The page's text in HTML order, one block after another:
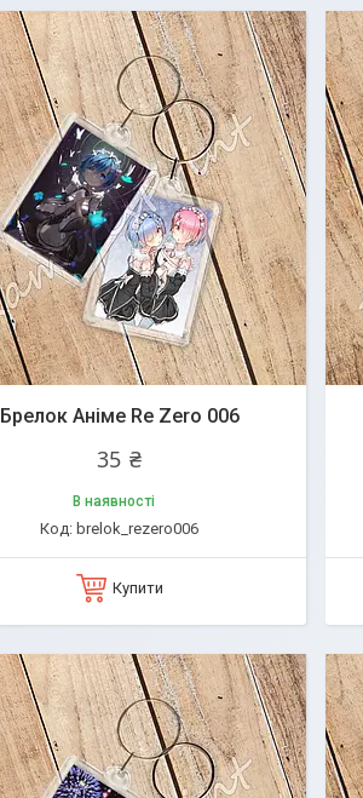
Брелок Аніме Re Zero 006
35 ₴
В наявності
brelok_rezero006
Купити